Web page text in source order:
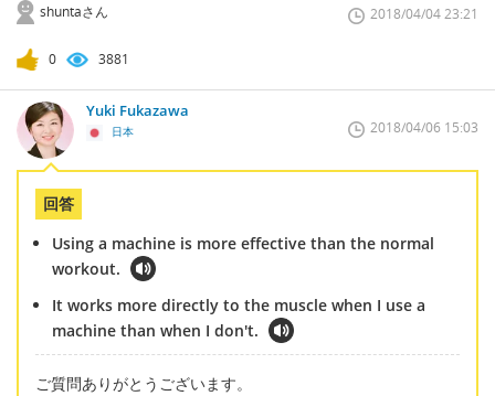
shuntaさん 2018/04/04 23:21
0 3881
Yuki Fukazawa
日本 2018/04/06 15:03
回答
Using a machine is more effective than the normal
workout.
It works more directly to the muscle when I use a
machine than when I don't.
ご質問ありがとうございます。